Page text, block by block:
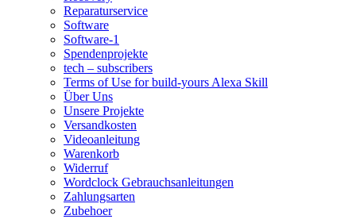
Reparaturservice
Software
Software-1
Spendenprojekte
tech – subscribers
Terms of Use for build-yours Alexa Skill
Über Uns
Unsere Projekte
Versandkosten
Videoanleitung
Warenkorb
Widerruf
Wordclock Gebrauchsanleitungen
Zahlungsarten
Zubehoer